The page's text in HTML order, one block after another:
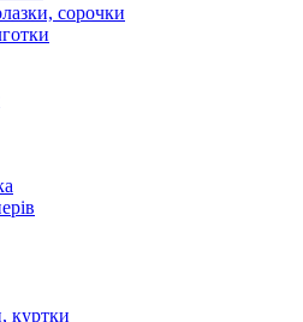
сорочки
куртки